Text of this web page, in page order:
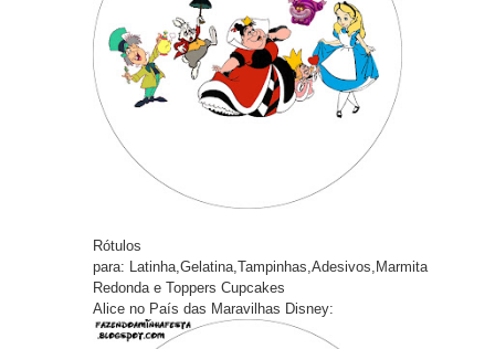
Rótulos
para:
Latinha,Gelatina,Tampinhas,Adesivos,Marmita
Redonda e Toppers Cupcakes
Alice no País das Maravilhas Disney: